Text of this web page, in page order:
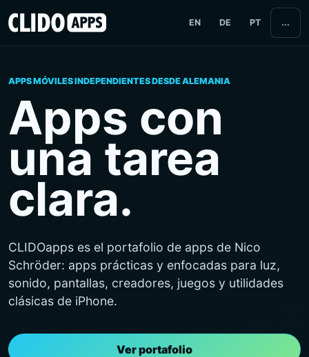
EN DE PT ...
APPS MÓVILES INDEPENDIENTES DESDE ALEMANIA
Apps con
una tarea
clara.
CLIDOapps es el portafolio de apps de Nico
Schröder: apps prácticas y enfocadas para luz,
sonido, pantallas, creadores, juegos y utilidades
clásicas de iPhone.
Ver portafolio